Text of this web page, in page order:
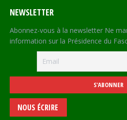
NEWSLETTER
Abonnez-vous à la newsletter Ne
information sur la Présidence du
NOUS ÉCRIRE